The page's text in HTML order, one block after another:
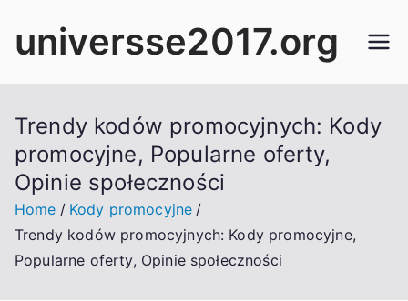
universse2017.org
Trendy kodów promocyjnych: Kody
promocyjne, Popularne oferty,
Opinie społeczności
Home
Kody promocyjne
Trendy kodów promocyjnych: Kody promocyjne,
Popularne oferty, Opinie społeczności